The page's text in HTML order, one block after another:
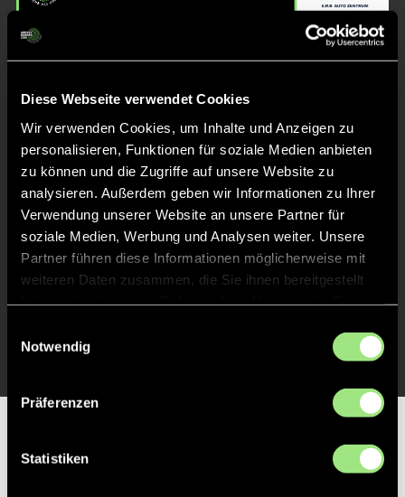
Diese Webseite verwendet Cookies
Wir verwenden Cookies, um Inhalte und Anzeigen zu
personalisieren, Funktionen für soziale Medien anbieten
zu können und die Zugriffe auf unsere Website zu
analysieren. Außerdem geben wir Informationen zu Ihrer
Verwendung unserer Website an unsere Partner für
soziale Medien, Werbung und Analysen weiter. Unsere
Partner führen diese Informationen möglicherweise mit
weiteren Daten zusammen, die Sie ihnen bereitgestellt
Notwendig
Präferenzen
Statistiken
Liveticker
Spiel beendet
16' TOR 3:0, FELDTOR
2' TOR 2:0, FELDTOR